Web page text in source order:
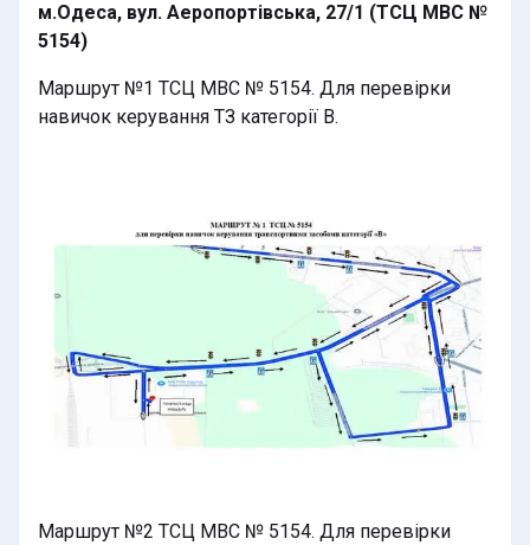
м.Одеса, вул. Аеропортівська, 27/1 (ТСЦ МВС №
5154)
Маршрут №1 ТСЦ МВС № 5154. Для перевірки
навичок керування ТЗ категорії В.
Маршрут №2 ТСЦ МВС № 5154. Для перевірки